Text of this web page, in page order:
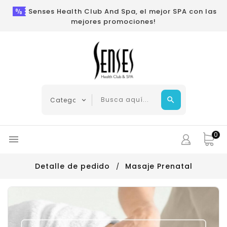
Senses Health Club And Spa, el mejor SPA con las
mejores promociones!
 0
Detalle de pedido Masaje Prenatal